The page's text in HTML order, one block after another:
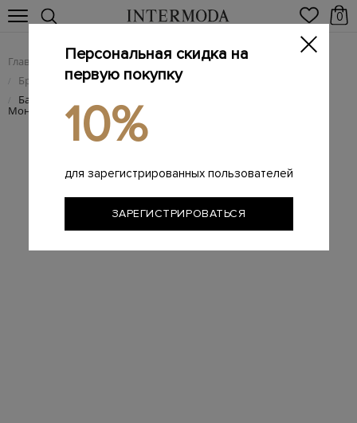
0
Главная Женщинам / Женская обувь
/ Брендовые женские балетки
/ Балетки из мягкой металлизированной кожи с цепочками
Мониль
Персональная скидка на
первую покупку
10%
для зарегистрированных пользователей
ЗАРЕГИСТРИРОВАТЬСЯ